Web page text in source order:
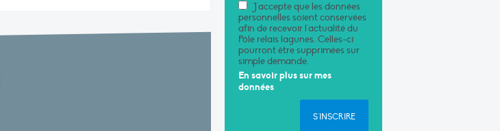
J'accepte que les données
personnelles soient conservées
afin de recevoir l'actualité du
Pôle relais lagunes. Celles-ci
pourront être supprimées sur
simple demande.
En savoir plus sur mes
données
S'INSCRIRE